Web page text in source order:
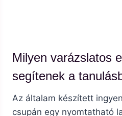
Milyen varázslatos
segítenek a
Az általam készített
csupán egy nyomtatható